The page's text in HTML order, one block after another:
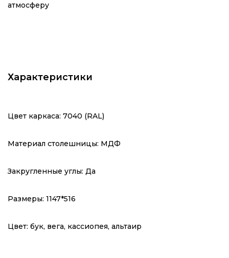
атмосферу
Характеристики
Цвет каркаса: 7040 (RAL)
Материал столешницы: МДФ
Закругленные углы: Да
Размеры: 1147*516
Цвет: бук, вега, кассиопея, альтаир